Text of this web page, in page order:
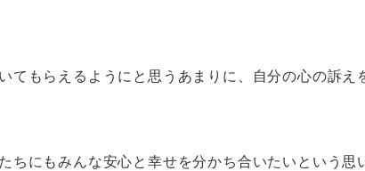
てもらえるようにと思うあまりに、自分の心の訴
ちにもみんな安心と幸せを分かち合いたいという